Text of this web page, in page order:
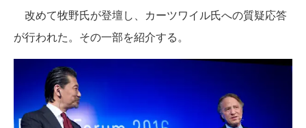
改めて牧野氏が登壇し、カーツワイル氏への質疑応答
が行われた。その一部を紹介する。